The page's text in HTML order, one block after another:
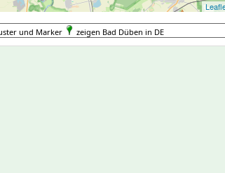
und Marker zeigen Bad Düben in DE